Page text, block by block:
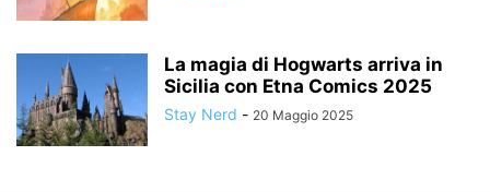
La magia di Hogwarts arriva in
Sicilia con Etna Comics 2025
Stay Nerd - 20 Maggio 2025